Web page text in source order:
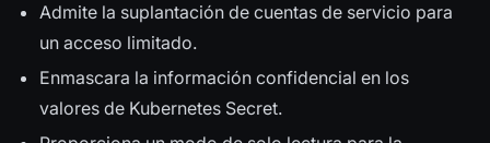
Admite la suplantación de cuentas de servicio para
un acceso limitado.
Enmascara la información confidencial en los
valores de Kubernetes Secret.